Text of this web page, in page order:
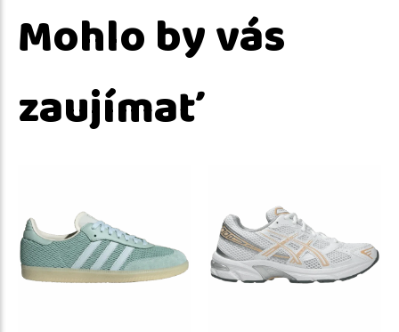
Mohlo by vás
zaujímať